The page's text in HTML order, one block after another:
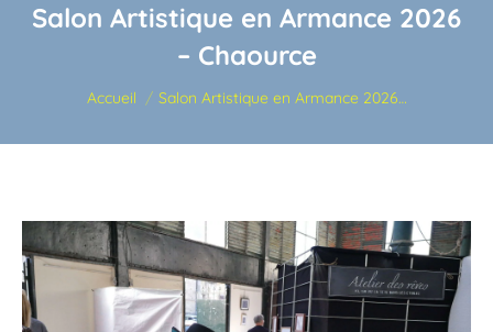
Salon Artistique en Armance 2026
– Chaource
Vous êtes ici :
Accueil Salon Artistique en Armance 2026…